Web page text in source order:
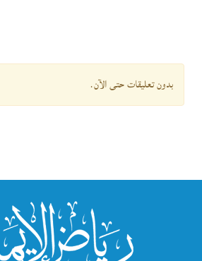
بدون تعليقات حتى الآن.